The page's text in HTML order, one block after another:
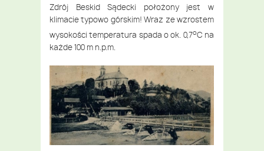
Zdrój Beskid Sądecki położony jest w
klimacie typowo górskim! Wraz ze wzrostem
wysokości temperatura spada o ok. 0,7oC na
każde 100 m n.p.m.